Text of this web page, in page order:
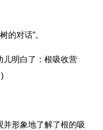
对话”。
明白了：根吸收营
形象地了解了根的吸